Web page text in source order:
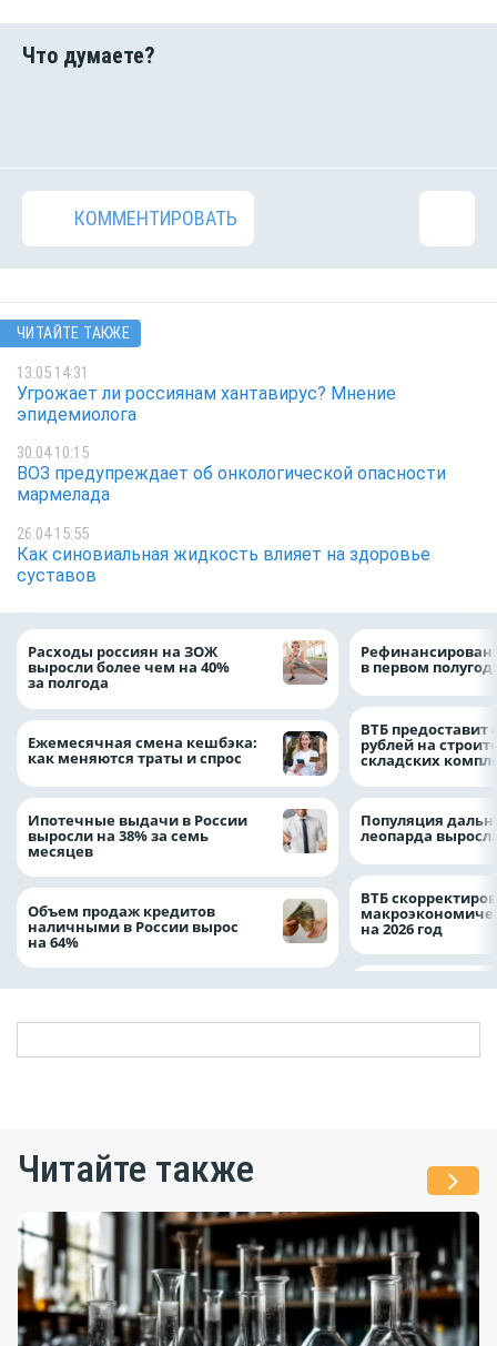
КОММЕНТИРОВАТЬ
ЧИТАЙТЕ ТАКЖЕ
13.05 14:31
Угрожает ли россиянам хантавирус? Мнение
эпидемиолога
30.04 10:15
ВОЗ предупреждает об онкологической опасности
мармелада
26.04 15:55
Как синовиальная жидкость влияет на здоровье
суставов
Расходы россиян на ЗОЖ
выросли более чем на 40%
за полгода
Ежемесячная смена кешбэка:
как меняются траты и спрос
Ипотечные выдачи в России
выросли на 38% за семь
месяцев
Объем продаж кредитов
наличными в России вырос
на 64%
в первом
ВТБ предоставит
рублей на
складских
Популяция
леопарда
ВТБ
на 2026 год
Читайте также